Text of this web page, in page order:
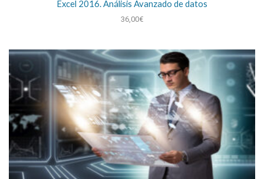
Excel 2016. Análisis Avanzado de datos
36,00€